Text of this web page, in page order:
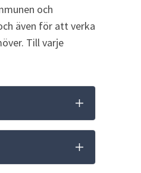
och
även för att verka
Till varje